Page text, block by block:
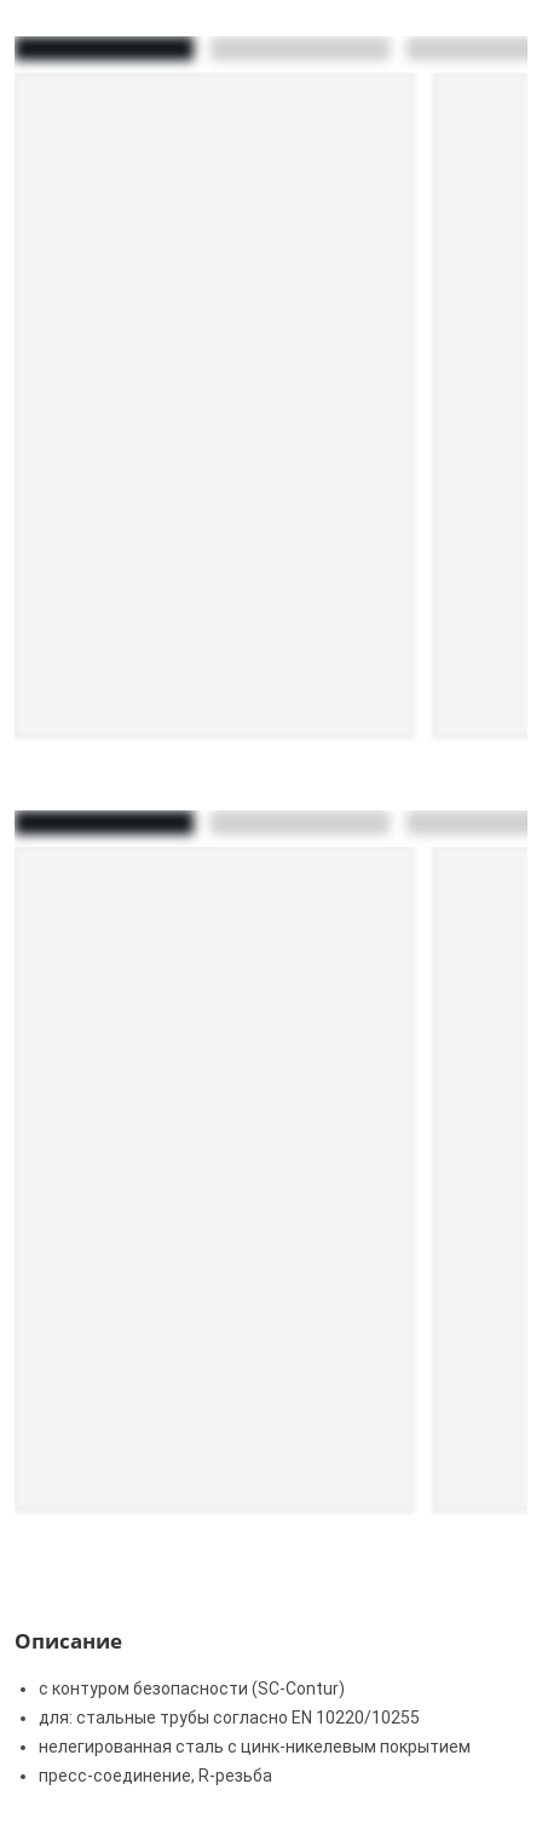
Описание
с контуром безопасности (SC‑Contur)
для: стальные трубы согласно EN 10220/10255
нелегированная сталь с цинк-никелевым покрытием
пресс-соединение, R-резьба